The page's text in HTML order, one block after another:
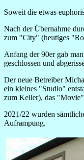
Soweit die etwas
Nach der Übernahme
zum "City" (heutiges
Anfang der 90er gab
geschlossen und
Der neue Betreiber
ein kleines "Studio"
zum Keller), das
2021/22 wurden
Auframpung.